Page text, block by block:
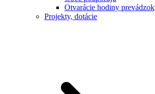
Otvarácie hodiny prevádzok
Projekty, dotácie